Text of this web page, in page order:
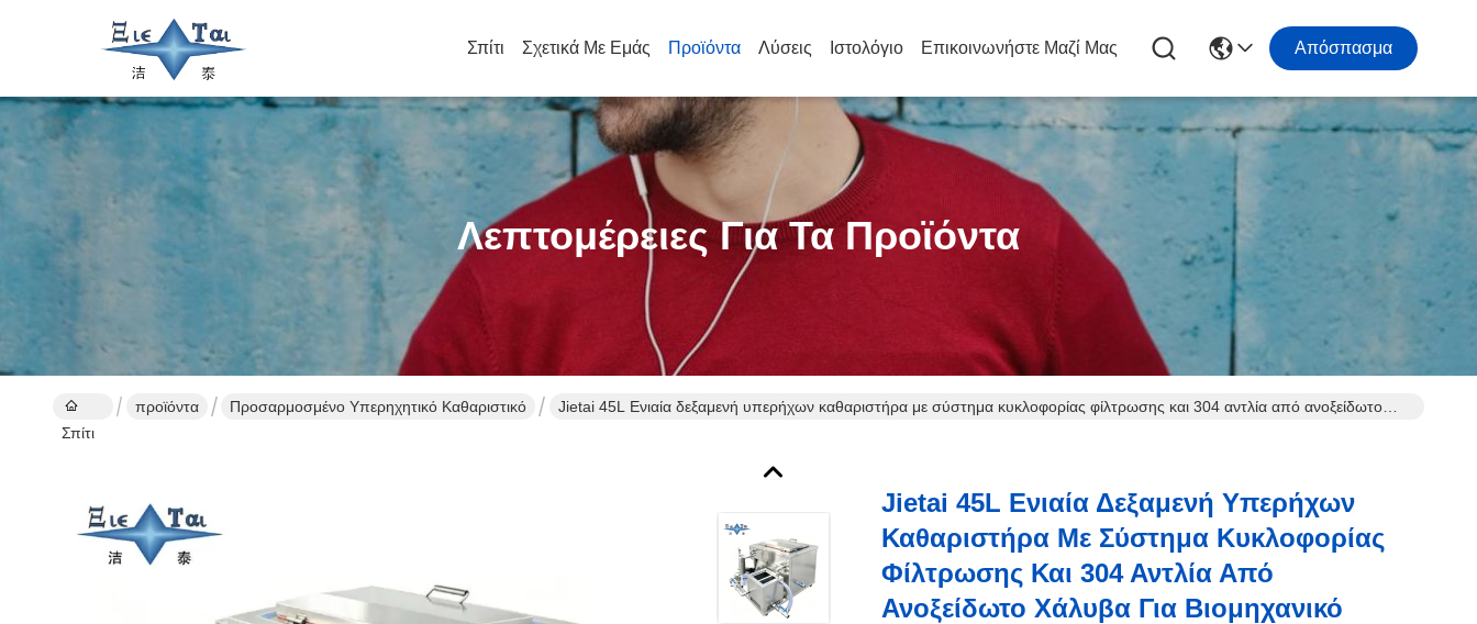
Σπίτι Σχετικά Με Εμάς Προϊόντα Λύσεις Ιστολόγιο Επικοινωνήστε Μαζί Μας Απόσπασμα
Λεπτομέρειες Για Τα Προϊόντα
Σπίτι
προϊόντα Προσαρμοσμένο Υπερηχητικό Καθαριστικό
Jietai 45L Ενιαία δεξαμενή υπερήχων καθαριστήρα με σύστημα κυκλοφορίας φίλτρωσης και 304 αντλία από ανοξείδωτο
Jietai 45L Ενιαία Δεξαμενή Υπερήχων
Καθαριστήρα Με Σύστημα Κυκλοφορίας
Φίλτρωσης Και 304 Αντλία Από
Ανοξείδωτο Χάλυβα Για Βιομηχανικό